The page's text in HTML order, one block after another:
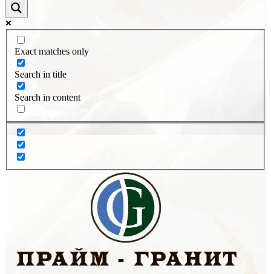
Exact matches only
Search in title
Search in content